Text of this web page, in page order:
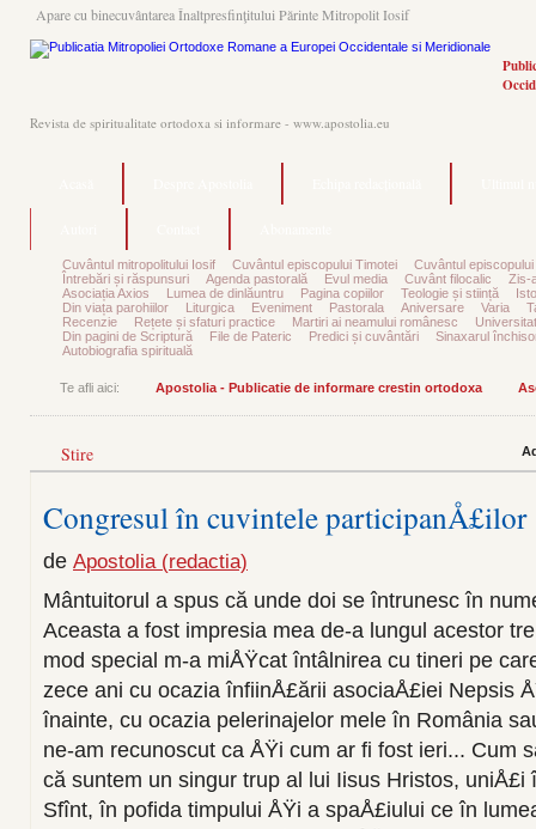
Apare cu binecuvântarea Înaltpresfinţitului Părinte Mitropolit Iosif
Revista de spiritualitate ortodoxa si informare - www.apostolia.eu
Cuvântul mitropolitului Iosif Cuvântul episcopului Timotei
Cuvântul episcopului
Întrebări și răspunsuri
Agenda pastorală Evul media Cuvânt filocalic
Zis-
Asociația Axios
Lumea de dinlăuntru Pagina copiilor Teologie și stiință
Din viața parohiilor
Liturgica Eveniment Pastorala Aniversare Varia
Recenzie
Rețete și sfaturi practice Martiri ai neamului românesc
Din pagini de Scriptură
File de Pateric Predici și cuvântări
Sinaxarul
Autobiografia spirituală
Te afli aici: Apostolia - Publicatie de informare crestin ortodoxa
Stire
Congresul în cuvintele participanÅ£ilor
de Apostolia (redactia)
Mântuitorul a spus că unde doi se întrunesc în
Aceasta a fost impresia mea de-a lungul acestor
mod special m-a miÅŸcat întâlnirea cu tineri pe
zece ani cu ocazia înfiinÅ£ării asociaÅ£iei Nepsis
înainte, cu ocazia pelerinajelor mele în România
ne-am recunoscut ca ÅŸi cum ar fi fost ieri... Cum
că suntem un singur trup al lui Iisus Hristos, uniÅ£i
Sfînt, în pofida timpului ÅŸi a spaÅ£iului ce în